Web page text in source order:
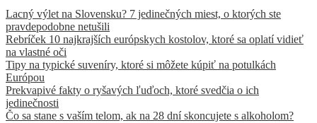
Lacný výlet na Slovensku? 7 jedinečných miest, o ktorých ste
pravdepodobne netušili
Rebríček 10 najkrajších európskych kostolov, ktoré sa oplatí vidieť
na vlastné oči
Tipy na typické suveníry, ktoré si môžete kúpiť na potulkách
Európou
Prekvapivé fakty o ryšavých ľuďoch, ktoré svedčia o ich
jedinečnosti
Čo sa stane s vaším telom, ak na 28 dní skoncujete s alkoholom?